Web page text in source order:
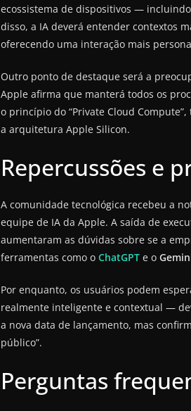
ecossistema de dispositivos —
disso, a IA deverá entender contextos
oferecendo uma interação mais
Outro ponto de destaque será a
Apple afirma que manterá todos os
o princípio do “Private Cloud
a arquitetura Apple Silicon.
Repercussões e
A comunidade tecnológica recebeu a
equipe de IA da Apple. A saída de
aumentaram as dúvidas sobre se a
ferramentas como o ChatGPT e o
Por enquanto, os usuários podem
realmente inteligente e contextual —
a nova data de lançamento, mas
público”.
Perguntas